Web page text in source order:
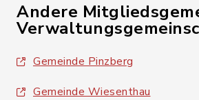
Andere
Gemeinde Pinzberg
Gemeinde Wiesenthau